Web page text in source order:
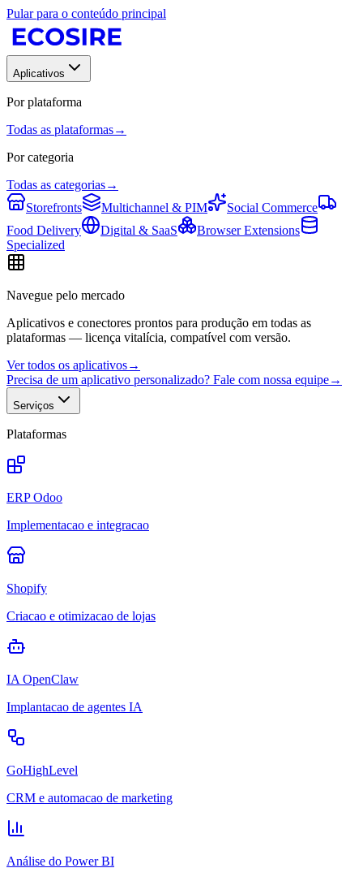
Pular para o conteúdo principal
Aplicativos
Por plataforma
Todas as plataformas→
Por categoria
Todas as categorias→
Storefronts
Multichannel & PIM
Social Commerce
Food Delivery
Digital & SaaS
Browser Extensions
Specialized
Navegue pelo mercado
Aplicativos e conectores prontos para produção em todas as
plataformas — licença vitalícia, compatível com versão.
Ver todos os aplicativos→
Precisa de um aplicativo personalizado? Fale com nossa equipe→
Serviços
Plataformas
ERP Odoo
Implementacao e integracao
Shopify
Criacao e otimizacao de lojas
IA OpenClaw
Implantacao de agentes IA
GoHighLevel
CRM e automacao de marketing
Análise do Power BI